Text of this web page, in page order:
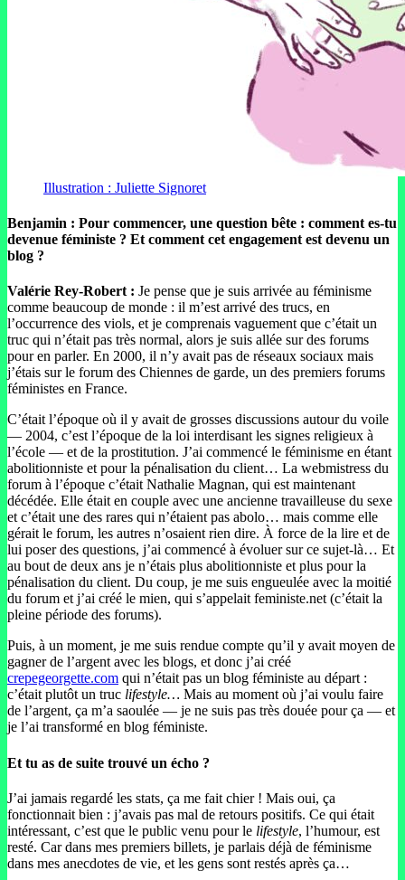
Illustration : Juliette Signoret
Benjamin : Pour commencer, une question bête : comment es-tu
devenue féministe ? Et comment cet engagement est devenu un
blog ?
Valérie Rey-Robert : Je pense que je suis arrivée au féminisme
comme beaucoup de monde : il m’est arrivé des trucs, en
l’occurrence des viols, et je comprenais vaguement que c’était un
truc qui n’était pas très normal, alors je suis allée sur des forums
pour en parler. En 2000, il n’y avait pas de réseaux sociaux mais
j’étais sur le forum des Chiennes de garde, un des premiers forums
féministes en France.
C’était l’époque où il y avait de grosses discussions autour du voile
— 2004, c’est l’époque de la loi interdisant les signes religieux à
l’école — et de la prostitution. J’ai commencé le féminisme en étant
abolitionniste et pour la pénalisation du client… La webmistress du
forum à l’époque c’était Nathalie Magnan, qui est maintenant
décédée. Elle était en couple avec une ancienne travailleuse du sexe
et c’était une des rares qui n’étaient pas abolo… mais comme elle
gérait le forum, les autres n’osaient rien dire. À force de la lire et de
lui poser des questions, j’ai commencé à évoluer sur ce sujet-là… Et
au bout de deux ans je n’étais plus abolitionniste et plus pour la
pénalisation du client. Du coup, je me suis engueulée avec la moitié
du forum et j’ai créé le mien, qui s’appelait feministe.net (c’était la
pleine période des forums).
Puis, à un moment, je me suis rendue compte qu’il y avait moyen de
gagner de l’argent avec les blogs, et donc j’ai créé
crepegeorgette.com qui n’était pas un blog féministe au départ :
c’était plutôt un truc lifestyle… Mais au moment où j’ai voulu faire
de l’argent, ça m’a saoulée — je ne suis pas très douée pour ça — et
je l’ai transformé en blog féministe.
Et tu as de suite trouvé un écho ?
J’ai jamais regardé les stats, ça me fait chier ! Mais oui, ça
fonctionnait bien : j’avais pas mal de retours positifs. Ce qui était
intéressant, c’est que le public venu pour le lifestyle, l’humour, est
resté. Car dans mes premiers billets, je parlais déjà de féminisme
dans mes anecdotes de vie, et les gens sont restés après ça…